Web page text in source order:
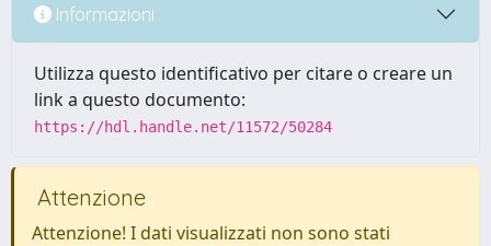
Informazioni
Utilizza questo identificativo per citare o creare un
link a questo documento:
https://hdl.handle.net/11572/50284
Attenzione
Attenzione! I dati visualizzati non sono stati